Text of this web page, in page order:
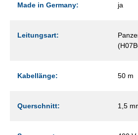
Made in Germany: ja
Leitungsart:
Kabellänge: 50 m
Querschnitt: 1,5